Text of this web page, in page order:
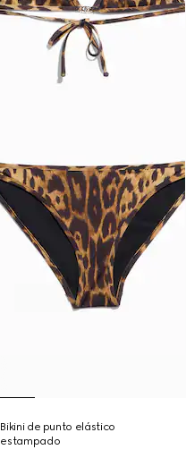
Bikini de punto elástico
estampado